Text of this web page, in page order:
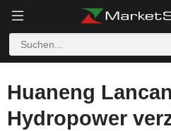
Huaneng
Hydropower